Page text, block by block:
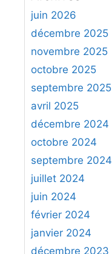
e
r
h
e
r
:
juin 2026
décembre 2025
novembre 2025
octobre 2025
septembre 2025
avril 2025
décembre 2024
octobre 2024
septembre 2024
juillet 2024
juin 2024
février 2024
janvier 2024
décembre 2023